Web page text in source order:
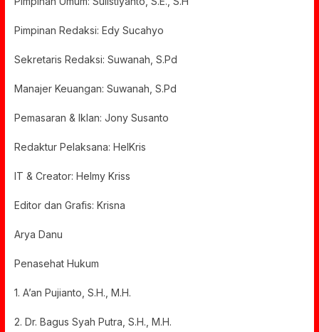
Pimpinan Redaksi: Edy Sucahyo
Sekretaris Redaksi: Suwanah, S.Pd
Manajer Keuangan: Suwanah, S.Pd
Pemasaran & Iklan: Jony Susanto
Redaktur Pelaksana: HelKris
IT & Creator: Helmy Kriss
Editor dan Grafis: Krisna
Arya Danu
Penasehat Hukum
1. A’an Pujianto, S.H., M.H.
2. Dr. Bagus Syah Putra, S.H., M.H.